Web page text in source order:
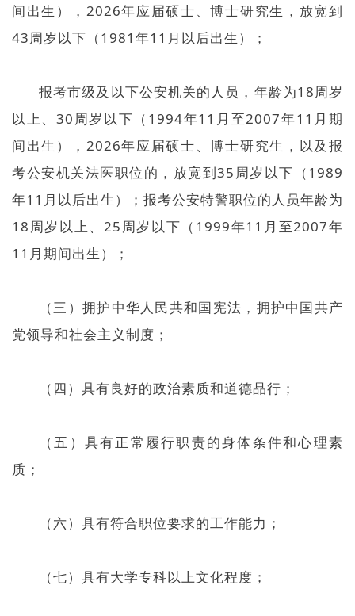
间出生），2026年应届硕士、博士研究生，放宽到
43周岁以下（1981年11月以后出生）；
报考市级及以下公安机关的人员，年龄为18周岁
以上、30周岁以下（1994年11月至2007年11月期
间出生），2026年应届硕士、博士研究生，以及报
考公安机关法医职位的，放宽到35周岁以下（1989
年11月以后出生）；报考公安特警职位的人员年龄为
18周岁以上、25周岁以下（1999年11月至2007年
11月期间出生）；
（三）拥护中华人民共和国宪法，拥护中国共产
党领导和社会主义制度；
（四）具有良好的政治素质和道德品行；
（五）具有正常履行职责的身体条件和心理素
质；
（六）具有符合职位要求的工作能力；
（七）具有大学专科以上文化程度；